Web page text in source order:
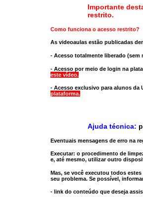
Importante
restrito.
Como funciona o acesso restrito?
As videoaulas estão publicadas
- Acesso totalmente liberado (sem
- Acesso por meio de login na
este vídeo.
- Acesso exclusivo para alunos da
plataforma.
Ajuda técnica:
Eventuais mensagens de erro na
Executar: o procedimento de
e, até mesmo, utilizar outro
Mas, se você executou todos
seu problema. Se possível,
- link do conteúdo que deseja